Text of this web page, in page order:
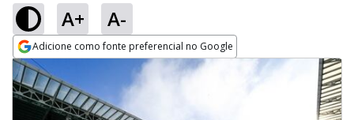
A+ A-
Adicione como fonte preferencial no Google
Opens in new window